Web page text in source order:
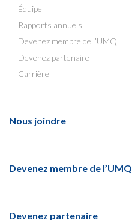
Équipe
Rapports annuels
Devenez membre de l’UMQ
Devenez partenaire
Carrière
Nous joindre
Devenez membre de l’UMQ
Devenez partenaire